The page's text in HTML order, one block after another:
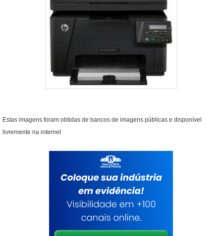
Estas imagens foram obtidas de bancos de imagens públicas e disponível
livremente na internet